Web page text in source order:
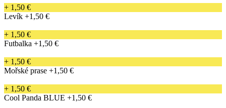
+ 1,50 €
Levík +1,50 €
+ 1,50 €
Futbalka +1,50 €
+ 1,50 €
Mořské prase +1,50 €
+ 1,50 €
Cool Panda BLUE +1,50 €